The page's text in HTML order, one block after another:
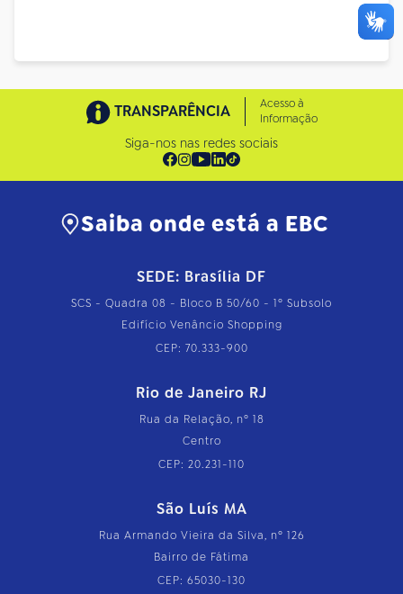
TRANSPARÊNCIA
Acesso à
Informação
Siga-nos nas redes sociais
Saiba onde está a EBC
SEDE: Brasília DF
SCS - Quadra 08 - Bloco B 50/60 - 1º Subsolo
Edifício Venâncio Shopping
CEP: 70.333-900
Rio de Janeiro RJ
Rua da Relação, nº 18
Centro
CEP: 20.231-110
São Luís MA
Rua Armando Vieira da Silva, nº 126
Bairro de Fátima
CEP: 65030-130